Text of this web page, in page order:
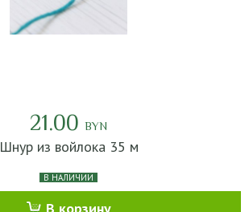
21.00 BYN
Шнур из войлока 35 м
В НАЛИЧИИ